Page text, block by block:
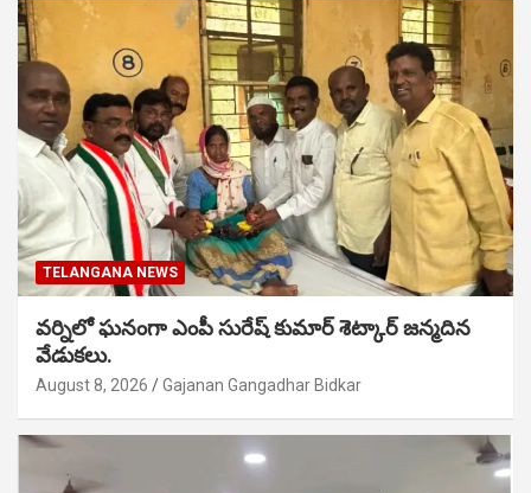
TELANGANA NEWS
వర్నిలో ఘనంగా ఎంపీ సురేష్ కుమార్ శెట్కార్ జన్మదిన
వేడుకలు.
August 8, 2026 Gajanan Gangadhar Bidkar